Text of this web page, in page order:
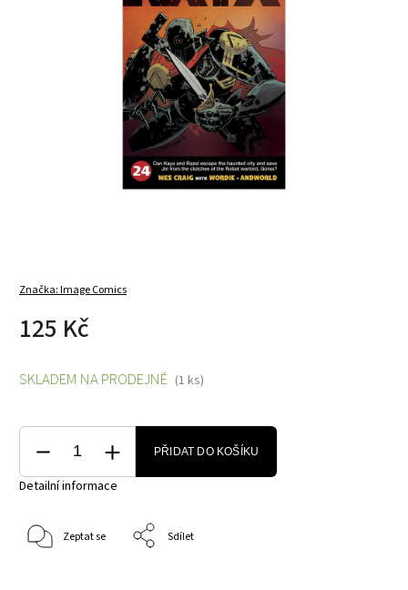
Značka:Image Comics
125 Kč
SKLADEM NA PRODEJNĚ (1 ks)
PŘIDAT DO KOŠÍKU
Detailní informace
Zeptat se Sdílet